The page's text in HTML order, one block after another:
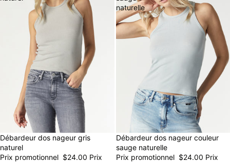
50% OFF
FINAL SALE
Débardeur dos nageur gris
naturel
Prix promotionnel $24.00 Prix
naturelle
50% OFF
Débardeur dos nageur couleur
sauge naturelle
Prix promotionnel $24.00 Prix